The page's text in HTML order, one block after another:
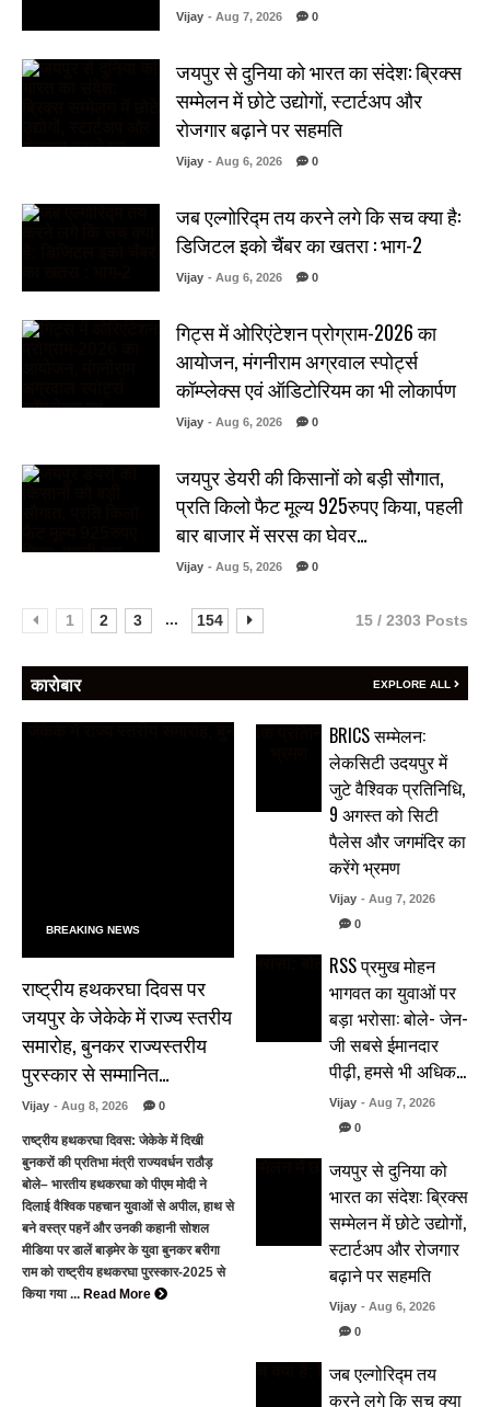
Vijay - Aug 7, 2026 0
जयपुर से दुनिया को भारत का संदेश: ब्रिक्स
सम्मेलन में छोटे उद्योगों, स्टार्टअप और
रोजगार बढ़ाने पर सहमति
Vijay - Aug 6, 2026 0
जब एल्गोरिद्म तय करने लगे कि सच क्या है:
डिजिटल इको चैंबर का खतरा : भाग-2
Vijay - Aug 6, 2026 0
गिट्स में ओरिएंटेशन प्रोग्राम-2026 का
आयोजन, मंगनीराम अग्रवाल स्पोर्ट्स
कॉम्प्लेक्स एवं ऑडिटोरियम का भी लोकार्पण
Vijay - Aug 6, 2026 0
जयपुर डेयरी की किसानों को बड़ी सौगात,
प्रति किलो फैट मूल्य 925रुपए किया, पहली
बार बाजार में सरस का घेवर…
Vijay - Aug 5, 2026 0
1 2 3 ... 154 15 / 2303 Posts
कारोबार EXPLORE ALL
BREAKING NEWS
राष्ट्रीय हथकरघा दिवस पर
जयपुर के जेकेके में राज्य स्तरीय
समारोह, बुनकर राज्यस्तरीय
पुरस्कार से सम्मानित…
Vijay - Aug 8, 2026 0
राष्ट्रीय हथकरघा दिवस: जेकेके में दिखी
बुनकरों की प्रतिभा मंत्री राज्यवर्धन राठौड़
बोले– भारतीय हथकरघा को पीएम मोदी ने
दिलाई वैश्विक पहचान युवाओं से अपील, हाथ से
बने वस्त्र पहनें और उनकी कहानी सोशल
मीडिया पर डालें बाड़मेर के युवा बुनकर बरीगा
राम को राष्ट्रीय हथकरघा पुरस्कार-2025 से
किया गया ... Read More
BRICS सम्मेलन:
लेकसिटी उदयपुर में
जुटे वैश्विक प्रतिनिधि,
9 अगस्त को सिटी
पैलेस और जगमंदिर का
करेंगे भ्रमण
Vijay - Aug 7, 2026
0
RSS प्रमुख मोहन
भागवत का युवाओं पर
बड़ा भरोसा: बोले- जेन-
जी सबसे ईमानदार
पीढ़ी, हमसे भी अधिक…
Vijay - Aug 7, 2026
0
जयपुर से दुनिया को
भारत का संदेश: ब्रिक्स
सम्मेलन में छोटे उद्योगों,
स्टार्टअप और रोजगार
बढ़ाने पर सहमति
Vijay - Aug 6, 2026
0
जब एल्गोरिद्म तय
करने लगे कि सच क्या